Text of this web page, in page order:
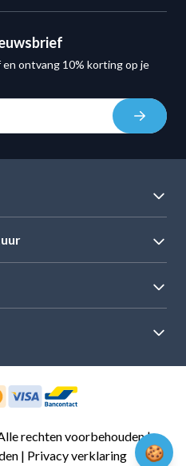
ontvang 10% korting op je
rechten voorbehouden |
| Privacy verklaring 🍪